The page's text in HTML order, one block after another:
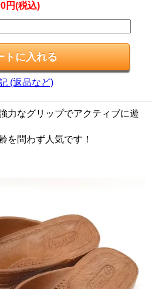
円(税込)
(返品など)
力なグリップでアクティブに遊
を問わず人気です！